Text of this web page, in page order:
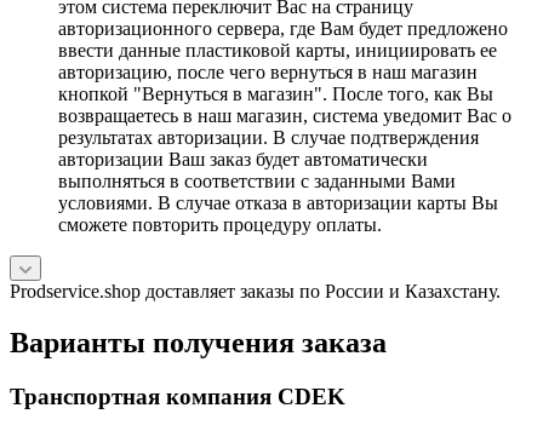
этом система переключит Вас на страницу
авторизационного сервера, где Вам будет предложено
ввести данные пластиковой карты, инициировать ее
авторизацию, после чего вернуться в наш магазин
кнопкой "Вернуться в магазин". После того, как Вы
возвращаетесь в наш магазин, система уведомит Вас о
результатах авторизации. В случае подтверждения
авторизации Ваш заказ будет автоматически
выполняться в соответствии с заданными Вами
условиями. В случае отказа в авторизации карты Вы
сможете повторить процедуру оплаты.
Prodservice.shop доставляет заказы по России и Казахстану.
Варианты получения заказа
Транспортная компания CDEK